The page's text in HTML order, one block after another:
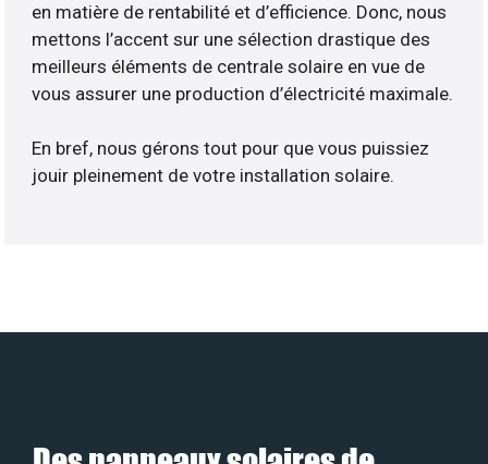
en matière de rentabilité et d’efficience. Donc, nous
mettons l’accent sur une sélection drastique des
meilleurs éléments de centrale solaire en vue de
vous assurer une production d’électricité maximale.
En bref, nous gérons tout pour que vous puissiez
jouir pleinement de votre installation solaire.